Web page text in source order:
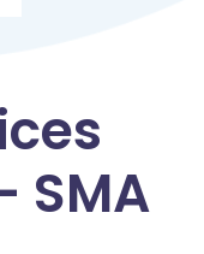
SMA